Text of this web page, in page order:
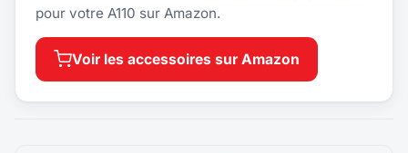
pour votre A110 sur Amazon.
Voir les accessoires sur Amazon